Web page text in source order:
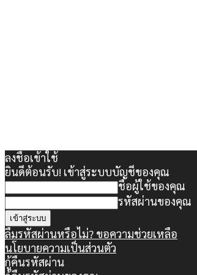
ลงชื่อเข้าใช้
ยินดีต้อนรับ! เข้าสู่ระบบบัญชีของคุณ
ชื่อผู้ใช้ของคุณ
รหัสผ่านของคุณ
ลืมรหัสผ่านหรือไม่? ขอความช่วยเหลือ
นโยบายความเป็นส่วนตัว
กู้คืนรหัสผ่าน